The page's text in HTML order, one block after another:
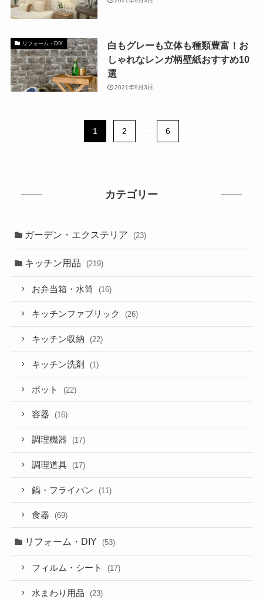
リフォーム・DIY
白もグレーも立体も種類豊富！お
しゃれなレンガ柄壁紙おすすめ10
選
2021年9月3日
1 2 ... 6
カテゴリー
ガーデン・エクステリア (23)
キッチン用品 (219)
お弁当箱・水筒 (16)
キッチンファブリック (26)
キッチン収納 (22)
キッチン洗剤 (1)
ポット (22)
容器 (16)
調理機器 (17)
調理道具 (17)
鍋・フライパン (11)
食器 (69)
リフォーム・DIY (53)
フィルム・シート (17)
水まわり用品 (23)